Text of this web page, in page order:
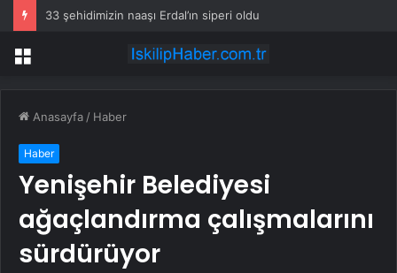
33 şehidimizin naaşı Erdal’ın siperi oldu
Menü
Anasayfa / Haber
Haber
Yenişehir Belediyesi
ağaçlandırma çalışmalarını
sürdürüyor